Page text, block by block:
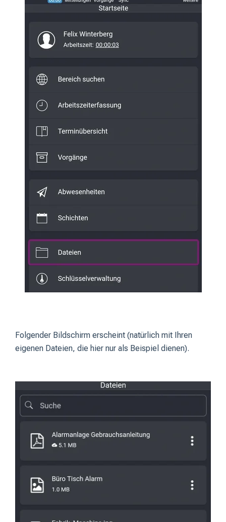
Folgender Bildschirm erscheint (natürlich mit Ihren
eigenen Dateien, die hier nur als Beispiel dienen).